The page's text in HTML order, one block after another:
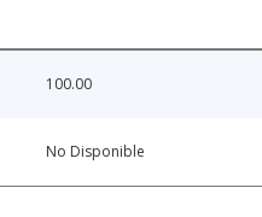
100.00
No Disponible